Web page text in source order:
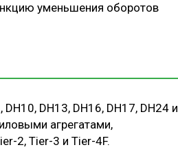
уменьшения оборотов
DH13, DH16, DH17, DH24 и
агрегатами,
2, Tier-3 и Tier-4F.